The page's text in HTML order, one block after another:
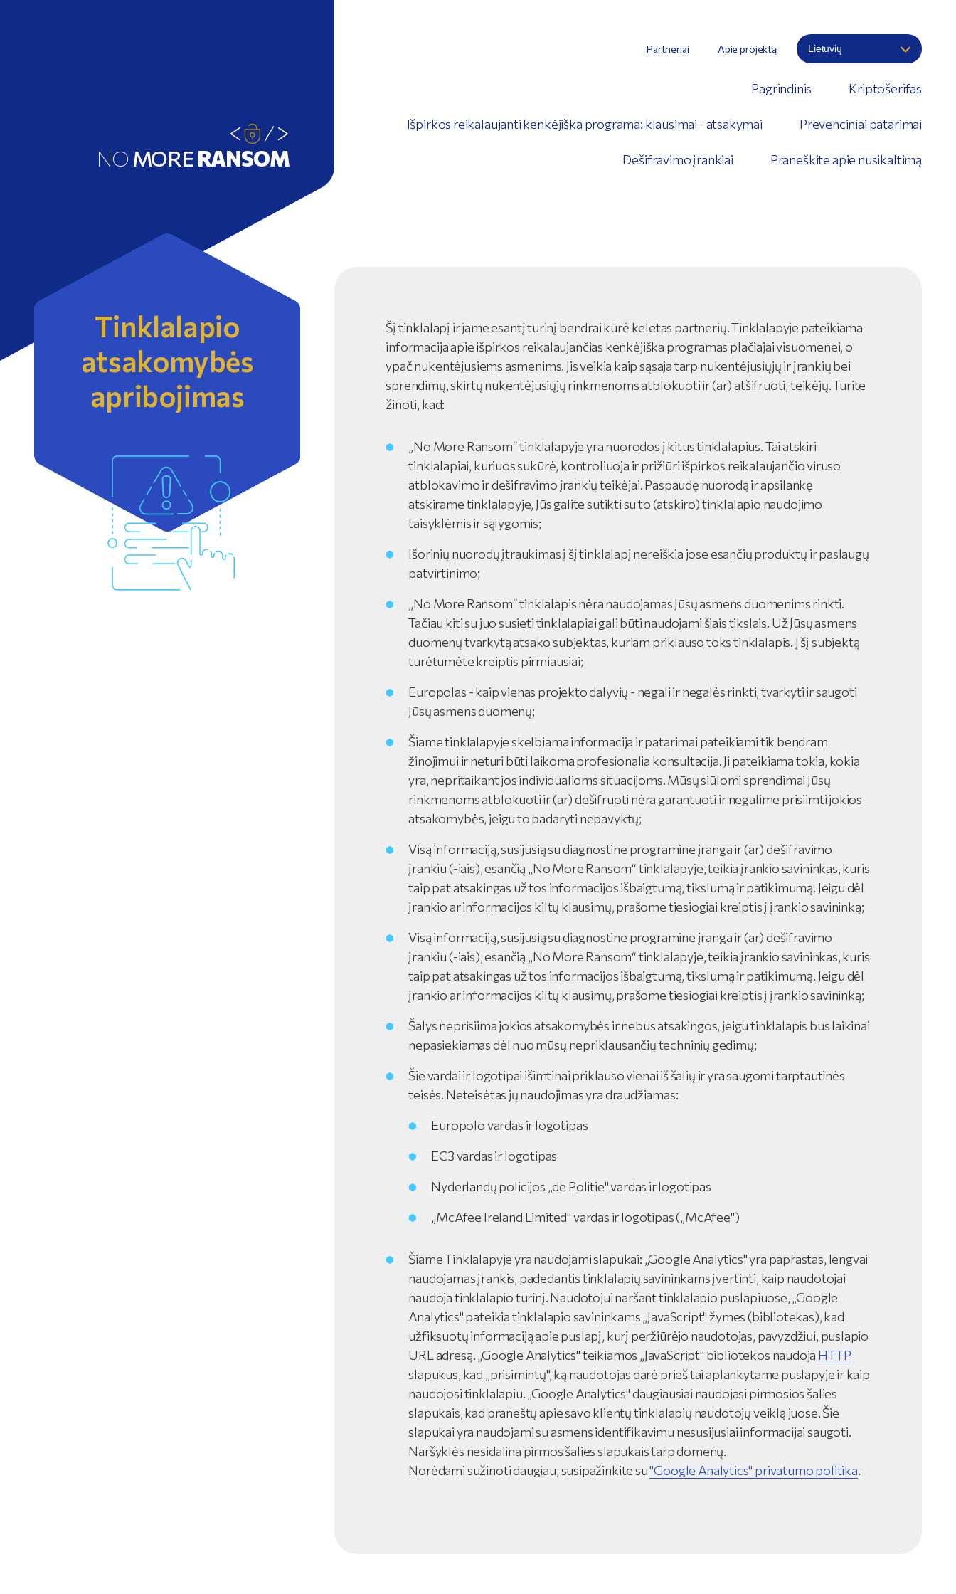
NO MORERANSOM
Pagrindinis Kriptošerifas
Išpirkos reikalaujanti kenkėjiška programa: klausimai - atsakymai Prevenciniai patarimai
Dešifravimo įrankiai Praneškite apie nusikaltimą
Partneriai Apie projektą
Tinklalapio
atsakomybės
apribojimas
Šį tinklalapį ir jame esantį turinį bendrai kūrė keletas partnerių. Tinklalapyje pateikiama
informacija apie išpirkos reikalaujančias kenkėjiška programas plačiajai visuomenei, o
ypač nukentėjusiems asmenims. Jis veikia kaip sąsaja tarp nukentėjusiųjų ir įrankių bei
sprendimų, skirtų nukentėjusiųjų rinkmenoms atblokuoti ir (ar) atšifruoti, teikėjų. Turite
žinoti, kad:
„No More Ransom“ tinklalapyje yra nuorodos į kitus tinklalapius. Tai atskiri
tinklalapiai, kuriuos sukūrė, kontroliuoja ir prižiūri išpirkos reikalaujančio viruso
atblokavimo ir dešifravimo įrankių teikėjai. Paspaudę nuorodą ir apsilankę
atskirame tinklalapyje, Jūs galite sutikti su to (atskiro) tinklalapio naudojimo
taisyklėmis ir sąlygomis;
Išorinių nuorodų įtraukimas į šį tinklalapį nereiškia jose esančių produktų ir paslaugų
patvirtinimo;
„No More Ransom“ tinklalapis nėra naudojamas Jūsų asmens duomenims rinkti.
Tačiau kiti su juo susieti tinklalapiai gali būti naudojami šiais tikslais. Už Jūsų asmens
duomenų tvarkytą atsako subjektas, kuriam priklauso toks tinklalapis. Į šį subjektą
turėtumėte kreiptis pirmiausiai;
Europolas - kaip vienas projekto dalyvių - negali ir negalės rinkti, tvarkyti ir saugoti
Jūsų asmens duomenų;
Šiame tinklalapyje skelbiama informacija ir patarimai pateikiami tik bendram
žinojimui ir neturi būti laikoma profesionalia konsultacija. Ji pateikiama tokia, kokia
yra, nepritaikant jos individualioms situacijoms. Mūsų siūlomi sprendimai Jūsų
rinkmenoms atblokuoti ir (ar) dešifruoti nėra garantuoti ir negalime prisiimti jokios
atsakomybės, jeigu to padaryti nepavyktų;
Visą informaciją, susijusią su diagnostine programine įranga ir (ar) dešifravimo
įrankiu (-iais), esančią „No More Ransom“ tinklalapyje, teikia įrankio savininkas, kuris
taip pat atsakingas už tos informacijos išbaigtumą, tikslumą ir patikimumą. Jeigu dėl
įrankio ar informacijos kiltų klausimų, prašome tiesiogiai kreiptis į įrankio savininką;
Visą informaciją, susijusią su diagnostine programine įranga ir (ar) dešifravimo
įrankiu (-iais), esančią „No More Ransom“ tinklalapyje, teikia įrankio savininkas, kuris
taip pat atsakingas už tos informacijos išbaigtumą, tikslumą ir patikimumą. Jeigu dėl
įrankio ar informacijos kiltų klausimų, prašome tiesiogiai kreiptis į įrankio savininką;
Šalys neprisiima jokios atsakomybės ir nebus atsakingos, jeigu tinklalapis bus laikinai
nepasiekiamas dėl nuo mūsų nepriklausančių techninių gedimų;
Šie vardai ir logotipai išimtinai priklauso vienai iš šalių ir yra saugomi tarptautinės
teisės. Neteisėtas jų naudojimas yra draudžiamas:
Europolo vardas ir logotipas
EC3 vardas ir logotipas
Nyderlandų policijos „de Politie" vardas ir logotipas
„McAfee Ireland Limited" vardas ir logotipas („McAfee")
Šiame Tinklalapyje yra naudojami slapukai: „Google Analytics" yra paprastas, lengvai
naudojamas įrankis, padedantis tinklalapių savininkams įvertinti, kaip naudotojai
naudoja tinklalapio turinį. Naudotojui naršant tinklalapio puslapiuose, „Google
Analytics" pateikia tinklalapio savininkams „JavaScript" žymes (bibliotekas), kad
užfiksuotų informaciją apie puslapį, kurį peržiūrėjo naudotojas, pavyzdžiui, puslapio
URL adresą. „Google Analytics" teikiamos „JavaScript" bibliotekos naudoja HTTP
slapukus, kad „prisimintų", ką naudotojas darė prieš tai aplankytame puslapyje ir kaip
naudojosi tinklalapiu. „Google Analytics" daugiausiai naudojasi pirmosios šalies
slapukais, kad praneštų apie savo klientų tinklalapių naudotojų veiklą juose. Šie
slapukai yra naudojami su asmens identifikavimu nesusijusiai informacijai saugoti.
Naršyklės nesidalina pirmos šalies slapukais tarp domenų.
Norėdami sužinoti daugiau, susipažinkite su"Google Analytics" privatumo politika.